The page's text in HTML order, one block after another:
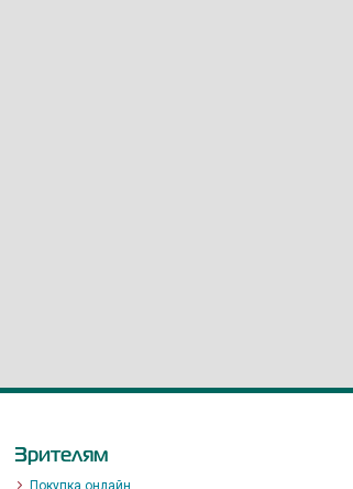
Зрителям
Покупка онлайн